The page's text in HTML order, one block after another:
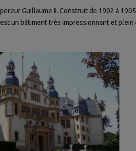
Guillaume II. Construit de 1902 à
un bâtiment très impressionnant et plein